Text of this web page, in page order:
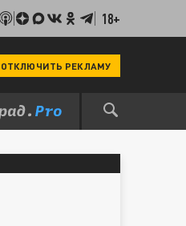
18+
ОТКЛЮЧИТЬ РЕКЛАМУ